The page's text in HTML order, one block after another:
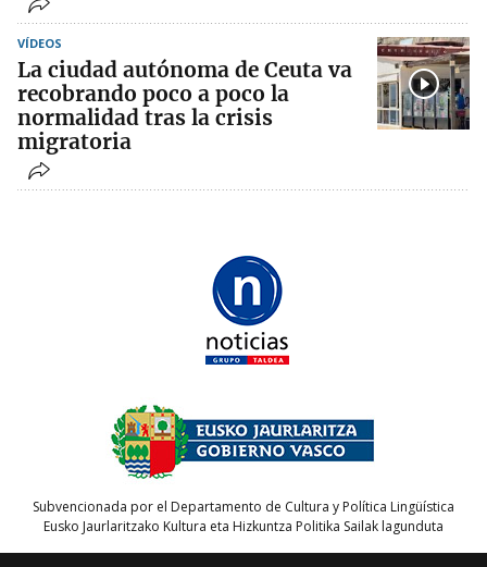
VÍDEOS
La ciudad autónoma de Ceuta va
recobrando poco a poco la
normalidad tras la crisis
migratoria
Subvencionada por el Departamento de Cultura y Política Lingüística
Eusko Jaurlaritzako Kultura eta Hizkuntza Politika Sailak lagunduta